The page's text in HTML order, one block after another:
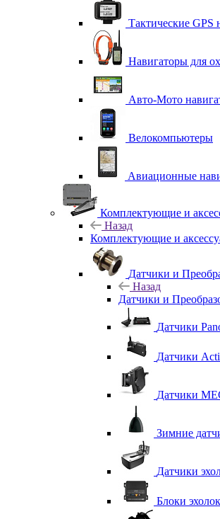
Тактические GPS
Навигаторы для
Авто-Мото
Велокомпьютеры
Авиационные
Комплектующие и
Назад
Комплектующие и
Датчики и
Назад
Датчики и
Датчики
Датчики
Датчики
Зимние
Датчики
Блоки